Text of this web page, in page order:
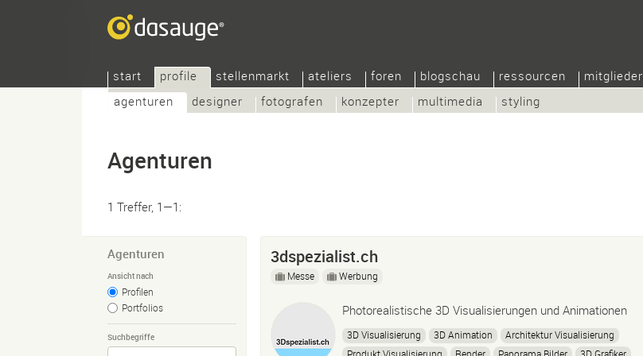
start
profile
agenturen
designer fotografen konzepter multimedia styling
stellenmarkt ateliers foren blogschau ressourcen mitglieder
Agenturen
1 Treffer, 1—1:
Agenturen
Ansicht nach
Profilen
Portfolios
Suchbegriffe
3dspezialist.ch
Messe Werbung
Photorealistische 3D Visualisierungen und Animationen
3D Visualisierung 3D Animation
Architektur Visualisierung